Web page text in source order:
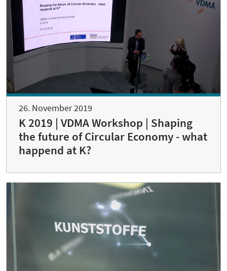
26. November 2019
K 2019 | VDMA Workshop | Shaping
the future of Circular Economy - what
happend at K?